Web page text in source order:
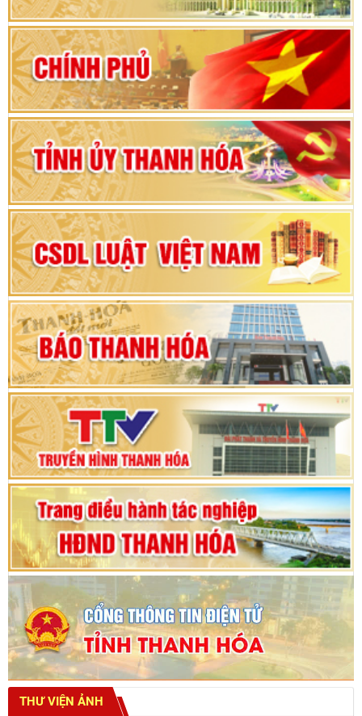
khoá XVI và đại biểu HĐND các cấp nhiệm kỳ
2026-2031
80 năm Quốc hội Việt Nam: vì lợi ích Nhân dân,
vì sự phát triển của đất nước
Bộ Chính trị duyệt nội dung Đại hội đại biểu
Đảng bộ tỉnh Thanh Hóa lần thứ XX, nhiệm kỳ
2025 - 2030
Đại hội đại biểu Đảng bộ xã Yên Thọ lần thứ I,
nhiệm kỳ 2025 – 2030
Đại hội Đảng bộ xã Yên Ninh lần thứ nhất,
nhiệm kỳ 2025 - 2030
Khai mạc Kỳ họp bất thường lần thứ 9, Quốc
hội khóa XV
Phiên thảo luận Kỳ họp thứ 24, HĐND tỉnh
Thanh Hóa khóa XVIII, nhiệm kỳ 2021 - 2026
Bế mạc Kỳ họp thứ hai bốn, Hội đồng nhân dân
tỉnh khoá XVIII
THƯ VIỆN ẢNH